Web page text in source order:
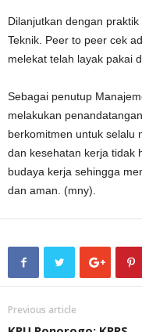
Dilanjutkan dengan
Teknik. Peer to peer cek
melekat telah layak pakai
Sebagai penutup
melakukan
berkomitmen untuk selalu
dan kesehatan kerja tidak
budaya kerja sehingga
dan aman. (mny).
Previous article